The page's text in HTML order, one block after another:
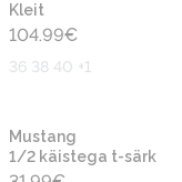
Kleit
104.99€
36 38 40 +1
Mustang
1/2 käistega t-särk